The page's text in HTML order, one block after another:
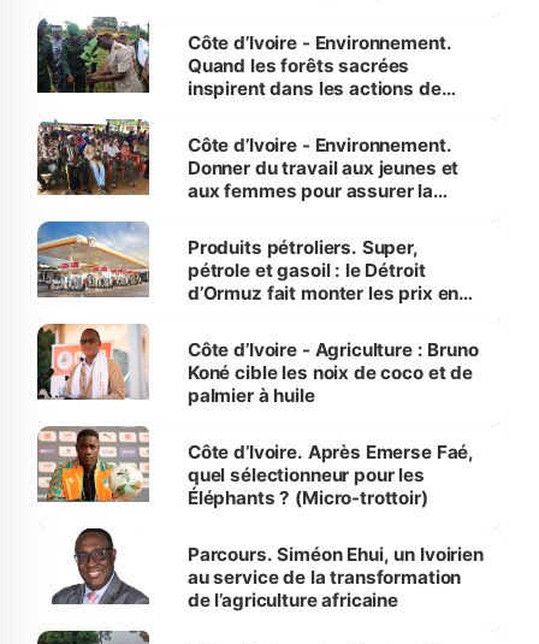
Côte d’Ivoire - Environnement.
Quand les forêts sacrées
inspirent dans les actions de
Côte d’Ivoire - Environnement.
Donner du travail aux jeunes et
aux femmes pour assurer la
menacées
Produits pétroliers. Super,
pétrole et gasoil : le Détroit
d’Ormuz fait monter les prix en
Côte d’Ivoire - Agriculture : Bruno
Koné cible les noix de coco et de
palmier à huile
Côte d’Ivoire. Après Emerse Faé,
quel sélectionneur pour les
Éléphants ? (Micro-trottoir)
Parcours. Siméon Ehui, un Ivoirien
au service de la transformation
de l’agriculture africaine